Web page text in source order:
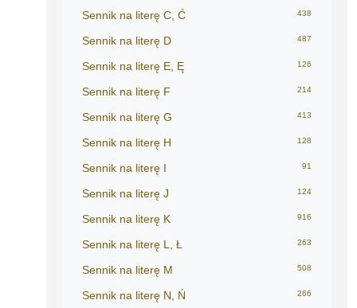
Sennik na literę C, Ć 438
Sennik na literę D 487
Sennik na literę E, Ę 126
Sennik na literę F 214
Sennik na literę G 413
Sennik na literę H 128
Sennik na literę I 91
Sennik na literę J 124
Sennik na literę K 916
Sennik na literę L, Ł 263
Sennik na literę M 508
Sennik na literę N, Ń 266